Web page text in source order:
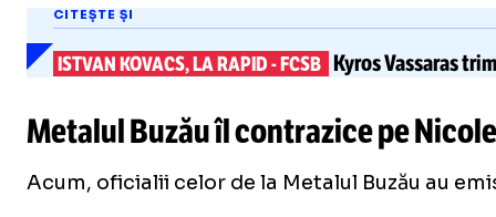
CITEȘTE ȘI
ISTVAN KOVACS, LA RAPID-FCSB Kyros Vassaras
Metalul Buzău îl contrazice pe
Acum, oficialii celor de la Metalul Buzău au